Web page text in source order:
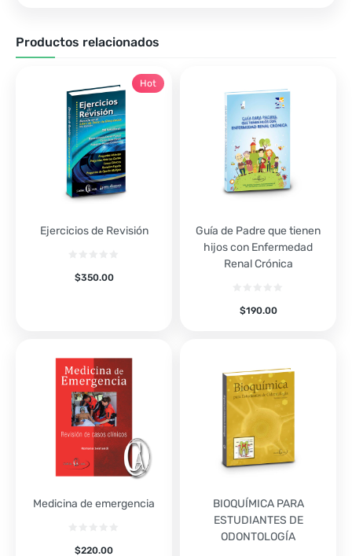
Productos relacionados
Ejercicios de Revisión
$350.00
Hot
Guía de Padre que tienen
hijos con Enfermedad
Renal Crónica
$190.00
Medicina de emergencia
$220.00
BIOQUÍMICA PARA
ESTUDIANTES DE
ODONTOLOGÍA